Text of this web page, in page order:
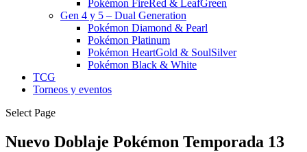
Pokémon FireRed & LeafGreen
Gen 4 y 5 – Dual Generation
Pokémon Diamond & Pearl
Pokémon Platinum
Pokémon HeartGold & SoulSilver
Pokémon Black & White
TCG
Torneos y eventos
Select Page
Nuevo Doblaje Pokémon Temporada 13